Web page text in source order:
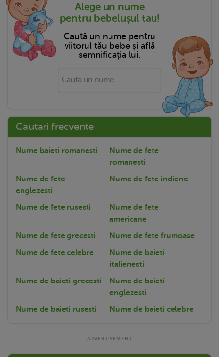
Alege un nume
pentru bebelușul tau!
Caută un nume pentru
viitorul tău bebe și află
semnificația lui.
Cautari frecvente
Nume baieti romanesti
Nume de fete
romanesti
Nume de fete
englezesti
Nume de fete indiene
Nume de fete rusesti
Nume de fete
americane
Nume de fete grecesti
Nume de fete frumoase
Nume de fete celebre
Nume de baieti
italienesti
Nume de baieti grecesti
Nume de baieti
englezesti
Nume de baieti rusesti
Nume de baieti celebre